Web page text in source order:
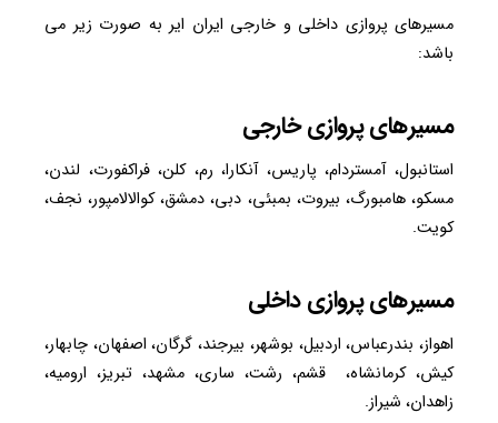
مسیرهای پروازی داخلی و خارجی ایران ایر به صورت زیر می
باشد:
مسیرهای پروازی خارجی
استانبول، آمستردام، پاریس، آنکارا، رم، کلن، فراکفورت، لندن،
مسکو، هامبورگ، بیروت، بمبئی، دبی، دمشق، کوالالامپور، نجف،
کویت.
مسیرهای پروازی داخلی
اهواز، بندرعباس، اردبیل، بوشهر، بیرجند، گرگان، اصفهان، چابهار،
کیش، کرمانشاه، قشم، رشت، ساری، مشهد، تبریز، ارومیه،
زاهدان، شیراز.